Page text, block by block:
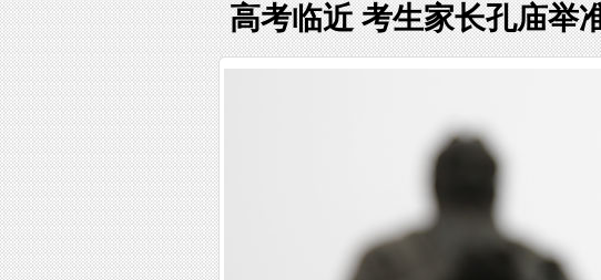
高考临近 考生家长孔庙举